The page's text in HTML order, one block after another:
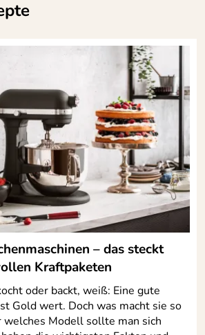
KochForm begeistert. Sicher nicht das
– das steckt
Kraftpaketen
oder backt, weiß: Eine gute
Gold wert. Doch was macht sie so
welches Modell sollte man sich